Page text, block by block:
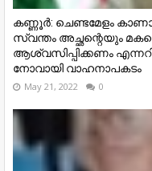
കണ്ണൂര്‍: ചെണ്ടമേളം
സ്വന്തം അച്ഛന്റെയും
ആശ്വസിപ്പിക്കണം
നോവായി വാഹനാപകടം
May 21, 2022 0